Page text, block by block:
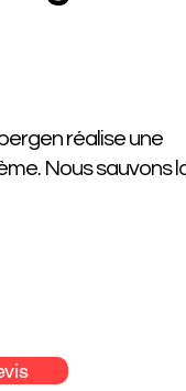
réalise une
Nous sauvons